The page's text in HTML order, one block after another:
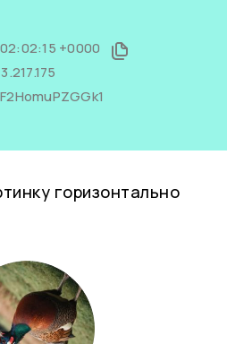
+0000
F2HomuPZGGk1
горизонтально